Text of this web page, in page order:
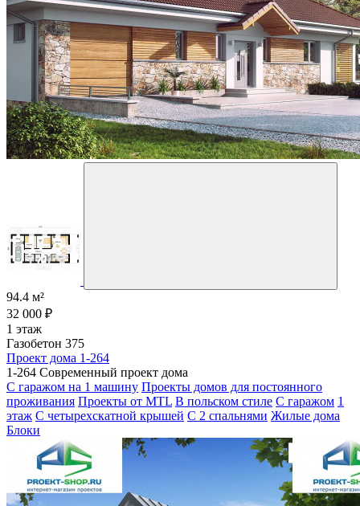
94.4 м²
32 000 ₽
1 этаж
Газобетон 375
Проект дома 1-264
1-264 Современный проект дома
С гаражом на 1 машину Проекты домов для постоянного
проживания Проекты от MTL В польском стиле С гаражом 1
этаж С четырехскатной крышей С 2 спальнями Жилые дома
Блоки